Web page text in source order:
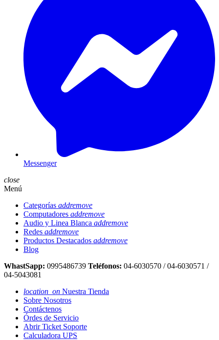
Messenger
close
Menú
Categorías addremove
Computadores addremove
Audio y Linea Blanca addremove
Redes addremove
Productos Destacados addremove
Blog
WhastSapp: 0995486739 Teléfonos: 04-6030570 / 04-6030571 /
04-5043081
location_on Nuestra Tienda
Sobre Nosotros
Contáctenos
Órdes de Servicio
Abrir Ticket Soporte
Calculadora UPS